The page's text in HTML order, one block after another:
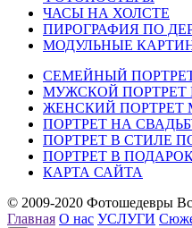
ЧАСЫ НА ХОЛСТЕ
ПИРОГРАФИЯ ПО
МОДУЛЬНЫЕ
СЕМЕЙНЫЙ
МУЖСКОЙ
ЖЕНСКИЙ ПОРТРЕТ
ПОРТРЕТ НА
ПОРТРЕТ В СТИЛЕ
ПОРТРЕТ В
КАРТА САЙТА
© 2009-2020 Фотошедевры
Главная О нас УСЛУГИ